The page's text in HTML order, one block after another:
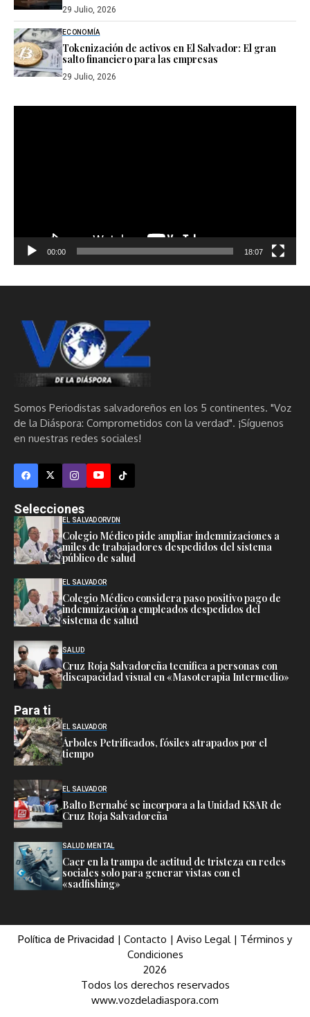
29 Julio, 2026
ECONOMÍA
Tokenización de activos en El Salvador: El gran
salto financiero para las empresas
29 Julio, 2026
00:00 18:07
Somos Periodistas salvadoreños en los 5 continentes. "Voz
de la Diáspora: Comprometidos con la verdad". ¡Síguenos
en nuestras redes sociales!
Selecciones
EL SALVADORVDN
Colegio Médico pide ampliar indemnizaciones a
miles de trabajadores despedidos del sistema
público de salud
EL SALVADOR
Colegio Médico considera paso positivo pago de
indemnización a empleados despedidos del
sistema de salud
SALUD
Cruz Roja Salvadoreña tecnifica a personas con
discapacidad visual en «Masoterapia Intermedio»
Para ti
EL SALVADOR
Árboles Petrificados, fósiles atrapados por el
tiempo
EL SALVADOR
Balto Bernabé se incorpora a la Unidad KSAR de
Cruz Roja Salvadoreña
SALUD MENTAL
Caer en la trampa de actitud de tristeza en redes
sociales solo para generar vistas con el
«sadfishing»
Política de Privacidad | Contacto | Aviso Legal | Términos y
Condiciones
2026
Todos los derechos reservados
www.vozdeladiaspora.com